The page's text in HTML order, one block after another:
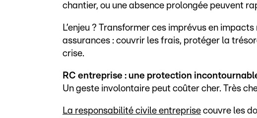
chantier, ou une absence prolongée peuvent
L’enjeu ? Transformer ces imprévus en
assurances : couvrir les frais, protéger la
crise.
RC entreprise : une protection
Un geste involontaire peut coûter cher. Très
La responsabilité civile entreprise couvre les